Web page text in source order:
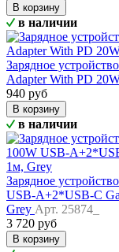
В корзину
в наличии
Зарядное
Adapter With PD
940 руб
В корзину
в наличии
Зарядное
USB-A+2*USB-C
Grey Арт. 25874_
3 720 руб
В корзину